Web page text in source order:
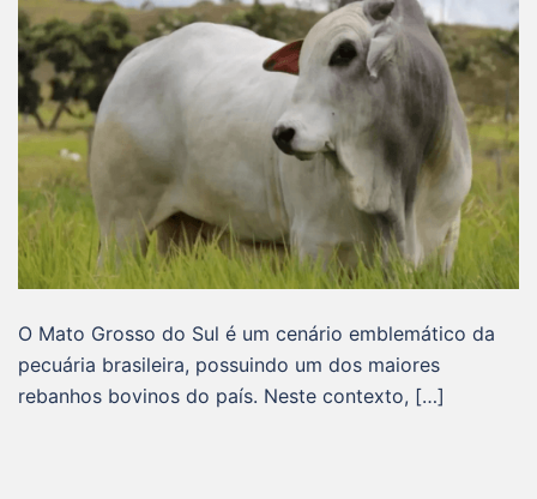
O Mato Grosso do Sul é um cenário emblemático da
pecuária brasileira, possuindo um dos maiores
rebanhos bovinos do país. Neste contexto, […]